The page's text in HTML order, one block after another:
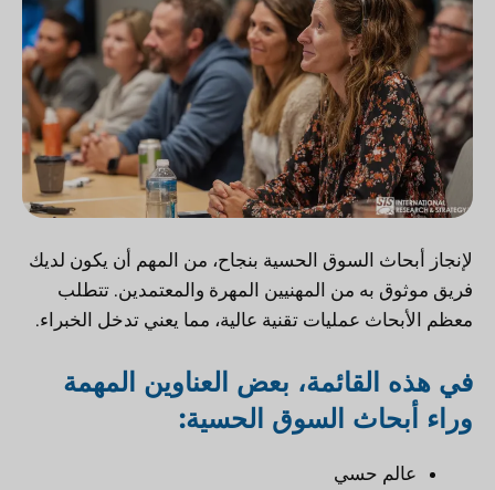
لإنجاز أبحاث السوق الحسية بنجاح، من المهم أن يكون لديك
فريق موثوق به من المهنيين المهرة والمعتمدين. تتطلب
معظم الأبحاث عمليات تقنية عالية، مما يعني تدخل الخبراء.
في هذه القائمة، بعض العناوين المهمة
وراء أبحاث السوق الحسية:
عالم حسي